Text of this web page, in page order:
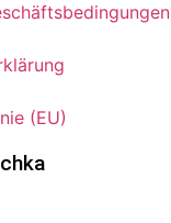
(EU)